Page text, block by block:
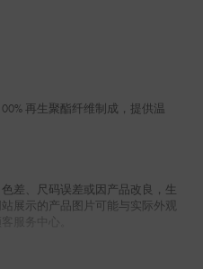
再生聚酯纤维制成，提供温
差、尺码误差或因产品改良，生
展示的产品图片可能与实际外观
服务中心。